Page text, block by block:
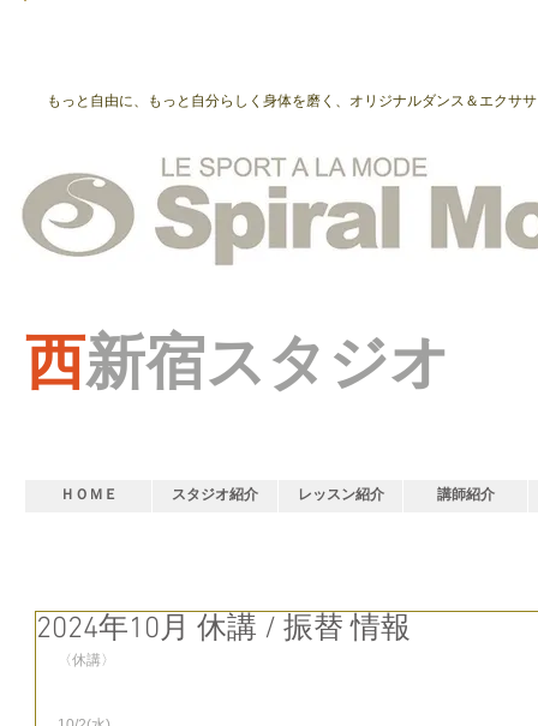
もっと自由に、もっと自分らしく身体を磨く、オリジナルダンス＆エクサ
西新宿スタジオ
ＨＯＭＥ スタジオ紹介 レッスン紹介 講師紹介
2024年10月 休講 / 振替 情報
〈休講〉